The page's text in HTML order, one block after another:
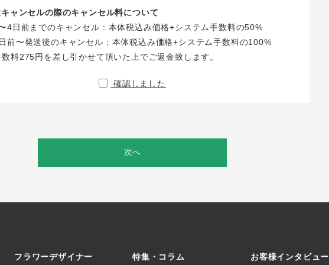
ャンセルの際のキャンセル料について
4日前までのキャンセル：本体税込み価格+システム手数料の50%
前〜発送後のキャンセル：本体税込み価格+システム手数料の100%
料275円を差し引かせて頂いた上でご返金致します。
確認しました
次へ
フラワーデザイナー 特集・コラム お客様インタビュー